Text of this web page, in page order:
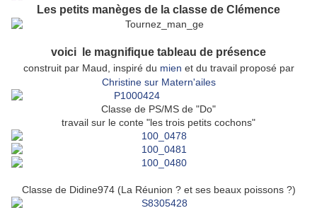
Les petits manèges de la classe de Clémence
voici le magnifique tableau de présence
construit par Maud, inspiré du mien et du travail proposé par
Christine sur Matern'ailes
Classe de PS/MS de "Do"
travail sur le conte "les trois petits cochons"
Classe de Didine974 (La Réunion ? et ses beaux poissons ?)